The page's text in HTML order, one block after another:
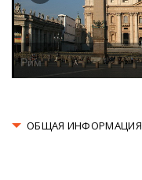
Рим
ОБЩАЯ ИНФОРМАЦИЯ